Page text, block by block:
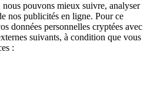
nous pouvons mieux suivre, analyser
nos publicités en ligne. Pour ce
données personnelles cryptées avec
suivants, à condition que vous
: